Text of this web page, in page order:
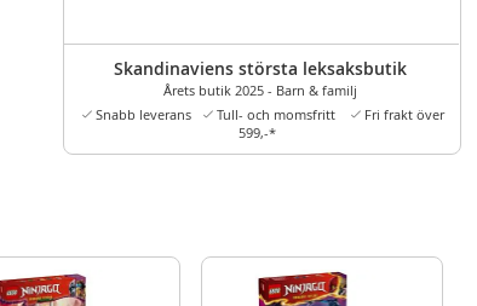
Skandinaviens största leksaksbutik
Årets butik 2025 - Barn & familj
Snabb leverans
Tull- och momsfritt
Fri frakt över
599,-*